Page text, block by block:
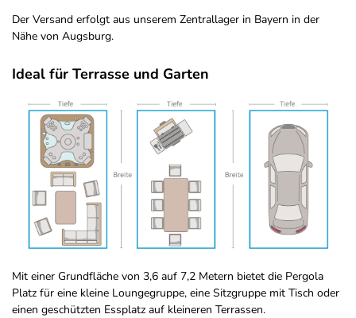
Der Versand erfolgt aus unserem Zentrallager in Bayern in der
Nähe von Augsburg.
Ideal für Terrasse und Garten
Mit einer Grundfläche von 3,6 auf 7,2 Metern bietet die Pergola
Platz für eine kleine Loungegruppe, eine Sitzgruppe mit Tisch oder
einen geschützten Essplatz auf kleineren Terrassen.